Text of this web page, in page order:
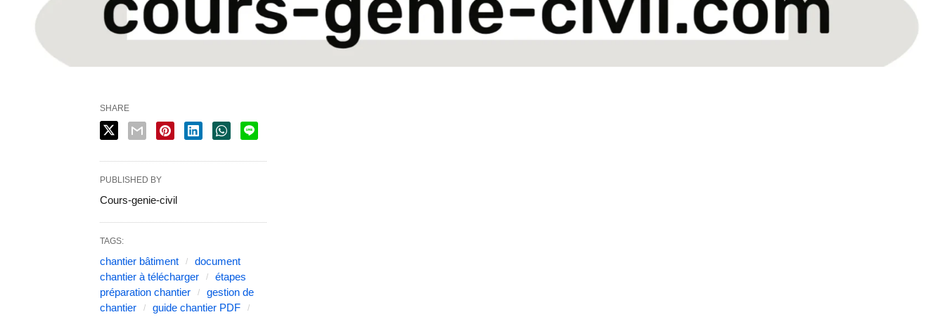
SHARE
PUBLISHED BY
Cours-genie-civil
TAGS:
chantier bâtiment
document
chantier à télécharger
étapes
préparation chantier
gestion de
chantier
guide chantier PDF